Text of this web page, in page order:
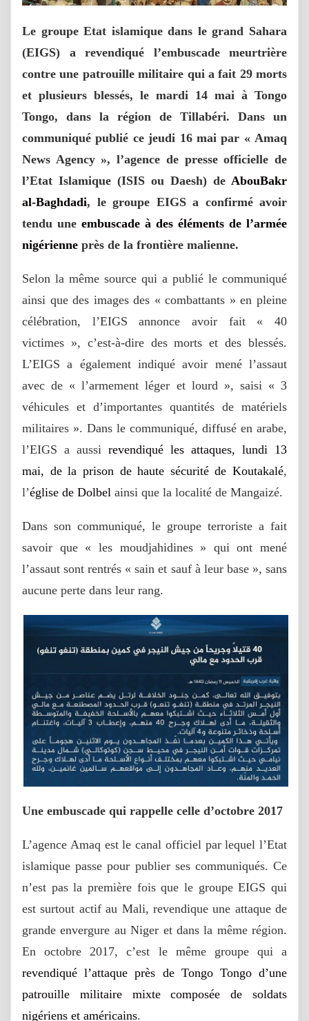
Le groupe Etat islamique dans le grand Sahara
(EIGS) a revendiqué l’embuscade meurtrière
contre une patrouille militaire qui a fait 29 morts
et plusieurs blessés, le mardi 14 mai à Tongo
Tongo, dans la région de Tillabéri. Dans un
communiqué publié ce jeudi 16 mai par « Amaq
News Agency », l’agence de presse officielle de
l’Etat Islamique (ISIS ou Daesh) de AbouBakr
al-Baghdadi, le groupe EIGS a confirmé avoir
tendu une embuscade à des éléments de l’armée
nigérienne près de la frontière malienne.
Selon la même source qui a publié le communiqué
ainsi que des images des « combattants » en pleine
célébration, l’EIGS annonce avoir fait « 40
victimes », c’est-à-dire des morts et des blessés.
L’EIGS a également indiqué avoir mené l’assaut
avec de « l’armement léger et lourd », saisi « 3
véhicules et d’importantes quantités de matériels
militaires ». Dans le communiqué, diffusé en arabe,
l’EIGS a aussi revendiqué les attaques, lundi 13
mai, de la prison de haute sécurité de Koutakalé,
l’église de Dolbel ainsi que la localité de Mangaizé.
Dans son communiqué, le groupe terroriste a fait
savoir que « les moudjahidines » qui ont mené
l’assaut sont rentrés « sain et sauf à leur base », sans
aucune perte dans leur rang.
Une embuscade qui rappelle celle d’octobre 2017
L’agence Amaq est le canal officiel par lequel l’Etat
islamique passe pour publier ses communiqués. Ce
n’est pas la première fois que le groupe EIGS qui
est surtout actif au Mali, revendique une attaque de
grande envergure au Niger et dans la même région.
En octobre 2017, c’est le même groupe qui a
revendiqué l’attaque près de Tongo Tongo d’une
patrouille militaire mixte composée de soldats
nigériens et américains.